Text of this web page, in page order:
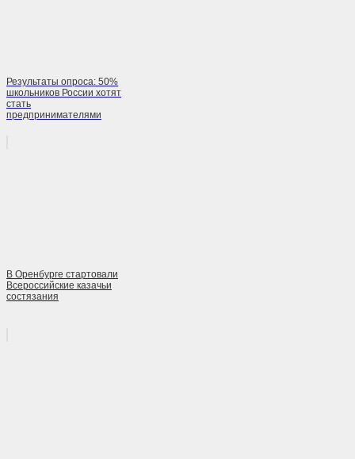
Результаты опроса: 50%
школьников России хотят
стать
предпринимателями
В Оренбурге стартовали
Всероссийские казачьи
состязания